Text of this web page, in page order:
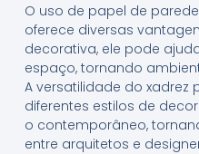
O uso de papel de
oferece diversas
decorativa, ele pode
espaço, tornando
A versatilidade do xadrez
diferentes estilos de
o contemporâneo,
entre arquitetos e